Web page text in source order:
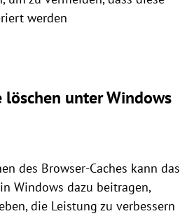
werden
löschen unter Windows
des Browser-Caches kann das
Windows dazu beitragen,
die Leistung zu verbessern